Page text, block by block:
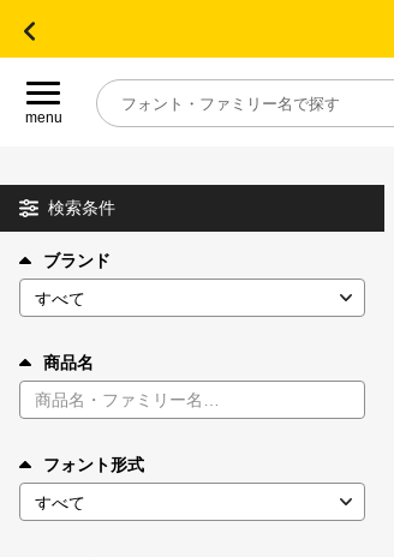
menu
目的別フォントガイド
特集
年間ライセンス商品
キャンペーン一覧
検索条件
ブランド
商品名
フォント形式